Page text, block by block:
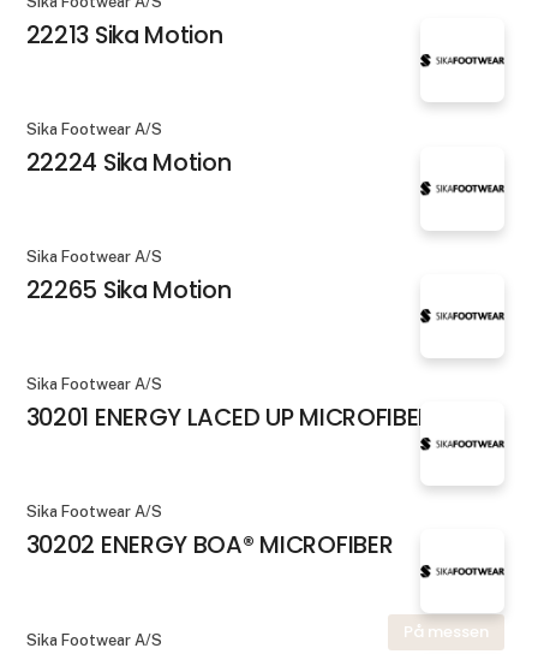
22213 Sika Motion
Sika Footwear A/S
22224 Sika Motion
Sika Footwear A/S
22265 Sika Motion
Sika Footwear A/S
30201 ENERGY LACED UP MICROFIBER
Sika Footwear A/S
30202 ENERGY BOA® MICROFIBER
På messen
Sika Footwear A/S